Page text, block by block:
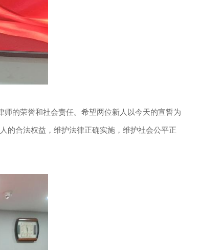
的荣誉和社会责任。希望两位新人以今天的宣誓为
的合法权益，维护法律正确实施，维护社会公平正